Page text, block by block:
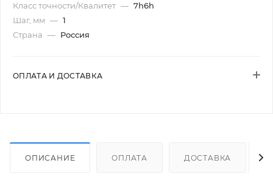
Класс точности/Квалитет — 7h6h
Шаг, мм — 1
Страна — Россия
ОПЛАТА И ДОСТАВКА
ОПИСАНИЕ ОПЛАТА ДОСТАВКА